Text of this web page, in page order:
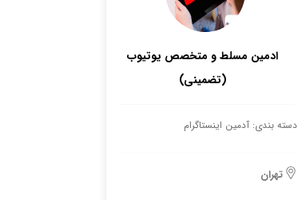
ادمین مسلط و متخصص یوتیوب
(تضمینی)
دسته بندی: آدمین اینستاگرام
تهران